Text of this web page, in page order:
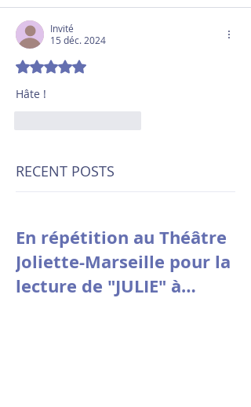
Invité
15 déc. 2024
Noté 5 étoiles sur 5.
Hâte !
RECENT POSTS
En répétition au Théâtre
Joliette-Marseille pour la
lecture de "JULIE" à